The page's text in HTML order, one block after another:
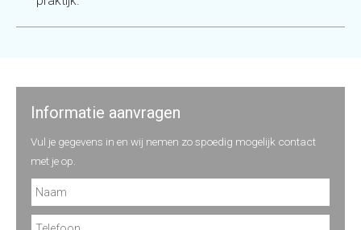
Informatie aanvragen
Vul je gegevens in en wij nemen zo spoedig mogelijk contact
met je op.